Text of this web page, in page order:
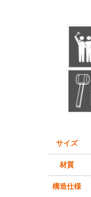
サイズ
材質
構造仕様